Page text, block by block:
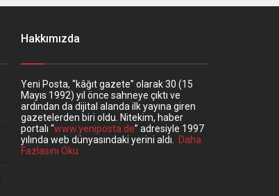
Hakkımızda
Yeni Posta, “kâğıt gazete” olarak 30 (15
Mayıs 1992) yıl önce sahneye çıktı ve
ardından da dijital alanda ilk yayına giren
gazetelerden biri oldu. Nitekim, haber
portalı “www.yeniposta.de” adresiyle 1997
yılında web dünyasındaki yerini aldı. Daha
Fazlasını Oku